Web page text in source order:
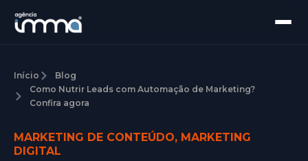
Início
Blog
Como Nutrir Leads com Automação de Marketing?
Confira agora
MARKETING DE CONTEÚDO, MARKETING
DIGITAL